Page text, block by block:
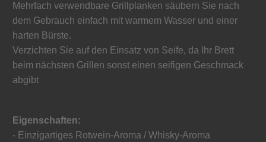
Mehrfach verwendbare Grillplanken säubern Sie nach
dem Gebrauch einfach mit warmem Wasser und einer
harten Bürste.
Verzichten Sie auf den Einsatz von Seife, da Ihr Brett
beim nächsten Grillen sonst einen seifigen Geschmack
abgibt
Eigenschaften:
- Einzigartiges Rotwein-Aroma / Whisky-Aroma